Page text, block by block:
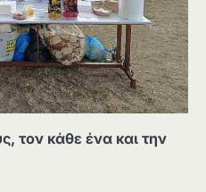
τον κάθε ένα και την